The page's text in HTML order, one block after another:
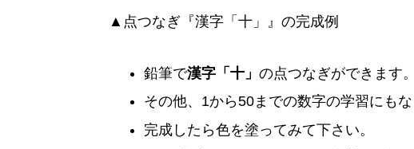
▲点つなぎ『漢字「十」』の完成例
鉛筆で漢字「十」 の点つなぎができます。
その他、1から50までの数字の学習にもな
完成したら色を塗ってみて下さい。